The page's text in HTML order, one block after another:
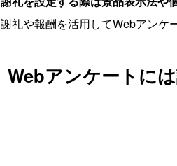
謝礼や報酬を活用してWebアンケ
Webアンケートに